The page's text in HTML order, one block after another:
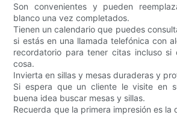
Son convenientes y pueden
blanco una vez completados.
Tienen un calendario que puedes
si estás en una llamada telefónica con
recordatorio para tener citas incluso si
cosa.
Invierta en sillas y mesas duraderas y
Si espera que un cliente le visite en
buena idea buscar mesas y sillas.
Recuerda que la primera impresión es la